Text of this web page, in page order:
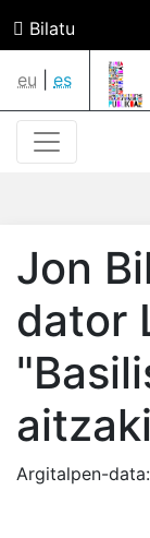
Bilatu
eu es
Jon
dator
Argitalpen-data: